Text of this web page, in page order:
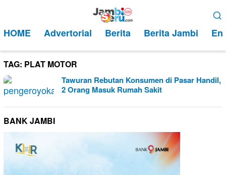
kontenMobile
HOME Advertorial Berita Berita Jambi
TAG: PLAT MOTOR
Tawuran Rebutan Konsumen di Pasar Handil,
2 Orang Masuk Rumah Sakit
BANK JAMBI